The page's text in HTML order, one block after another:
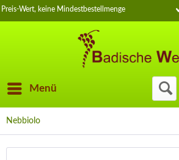
Wert, keine Mindestbestellmenge
Menü
Nebbiolo